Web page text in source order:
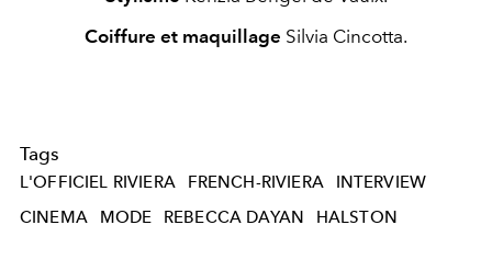
Coiffure et maquillage Silvia Cincotta.
Tags
L'OFFICIEL RIVIERA FRENCH-RIVIERA
INTERVIEW
CINEMA
MODE REBECCA DAYAN HALSTON